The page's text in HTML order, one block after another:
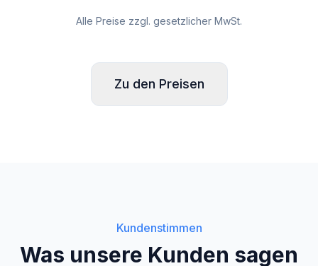
Alle Preise zzgl. gesetzlicher MwSt.
Zu den Preisen
Kundenstimmen
Was unsere Kunden sagen